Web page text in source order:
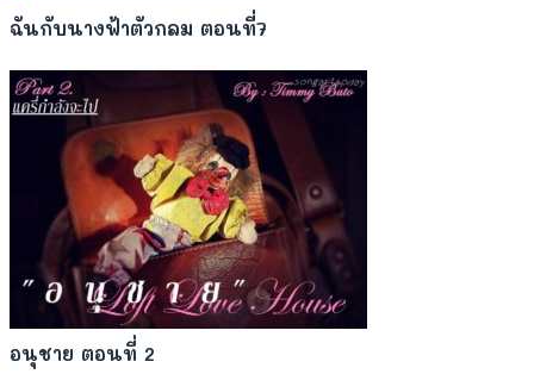
ฉันกับนางฟ้าตัวกลม ตอนที่7
อนุชาย ตอนที่ 2